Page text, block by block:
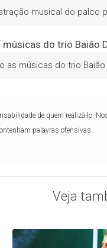
musical do palco
as músicas do trio Baião
de quem realizá-lo.
palavras ofensivas.
Veja